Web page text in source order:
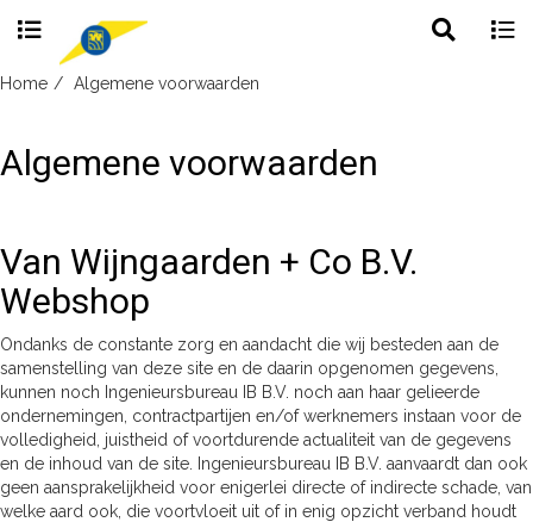
Skip
Home Algemene voorwaarden
Algemene voorwaarden
Van Wijngaarden + Co B.V.
Webshop
Ondanks de constante zorg en aandacht die wij besteden aan de
samenstelling van deze site en de daarin opgenomen gegevens,
kunnen noch Ingenieursbureau IB B.V. noch aan haar gelieerde
ondernemingen, contractpartijen en/of werknemers instaan voor de
volledigheid, juistheid of voortdurende actualiteit van de gegevens
en de inhoud van de site. Ingenieursbureau IB B.V. aanvaardt dan ook
geen aansprakelijkheid voor enigerlei directe of indirecte schade, van
welke aard ook, die voortvloeit uit of in enig opzicht verband houdt